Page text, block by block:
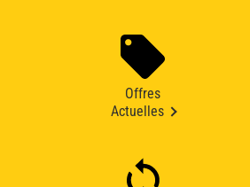
Offres
Actuelles